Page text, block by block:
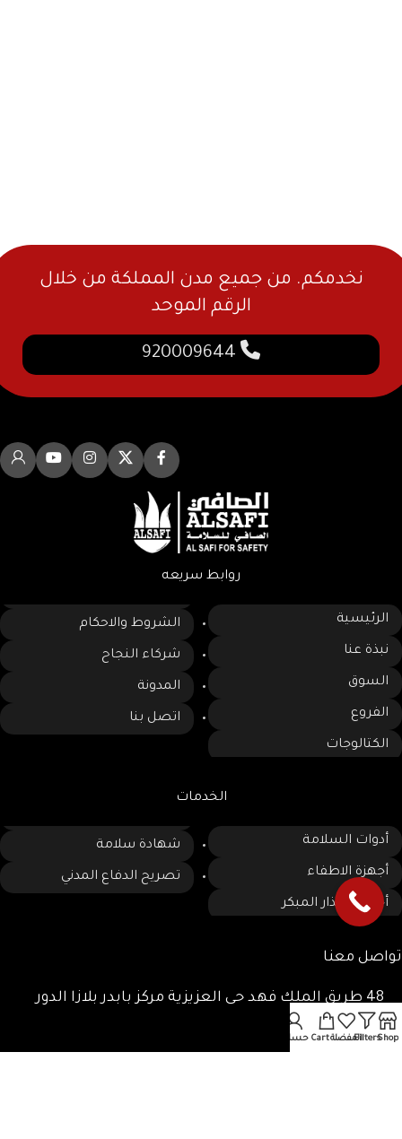
نخدمكم. من جميع مدن المملكة من خلال
الرقم الموحد
روابط سريعه
الرئيسية
نبذة عنا
السوق
الفروع
الكتالوجات
الشروط والاحكام
شركاء النجاح
المدونة
اتصل بنا
الخدمات
أدوات السلامة
أجهزة الاطفاء
أجهزة الانذار المبكر
شهادة سلامة
تصريح الدفاع المدني
تواصل معنا
48 طريق الملك فهد حى العزيزية مركز بابدر بلازا الدور
الرابع مكتب
Shop
FiltersالمفضلةCart حسابى